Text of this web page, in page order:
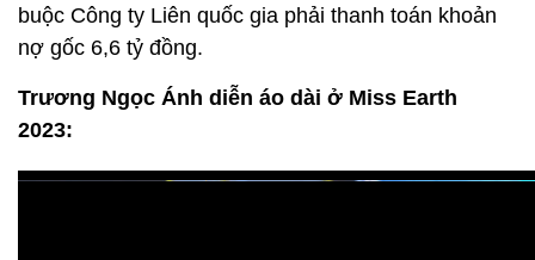
buộc Công ty Liên quốc gia phải thanh toán khoản
nợ gốc 6,6 tỷ đồng.
Trương Ngọc Ánh diễn áo dài ở Miss Earth
2023: